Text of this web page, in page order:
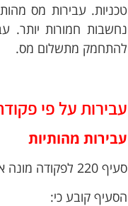
טכניות. עבירות מס
נחשבות חמורות יותר.
להתחמק מתשלום מס.
עבירות על פי
עבירות מהותיות
סעיף 220 לפקודה מונה את עבירות המס המהותיות.
הסעיף קובע כי: